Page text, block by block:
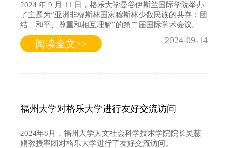
2024 年 9 月 11 日，格乐大学曼谷伊斯兰国际学院举办
了主题为“亚洲非穆斯林国家穆斯林少数民族的共存：团
结、和平、尊重和相互理解”的第二届国际学术会议。
阅读全文>> 2024-09-14
福州大学对格乐大学进行友好交流访问
2024年8月，福州大学人文社会科学技术学院院长吴慧
娟教授率团对格乐大学进行了友好交流访问。